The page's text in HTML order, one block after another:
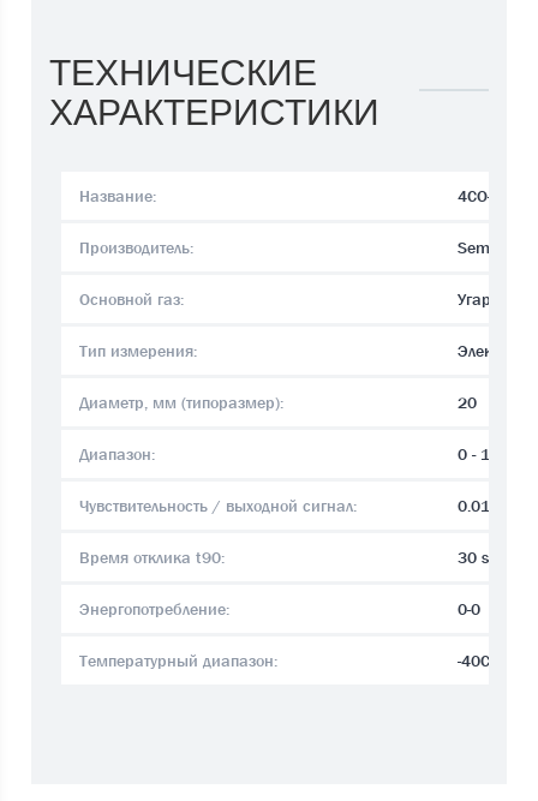
ТЕХНИЧЕСКИЕ
ХАРАКТЕРИСТИКИ
Название: 4CO-
Производитель:
Основной газ: Угарный
Тип измерения:
Диаметр, мм (типоразмер): 20
Диапазон: 0 - 10000
Чувствительность / выходной сигнал: 0.0175 ±
Время отклика t90: 30 sec.
Энергопотребление: 0-0
Температурный диапазон: -